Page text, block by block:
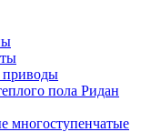
приводы
пола Ридан
многоступенчатые